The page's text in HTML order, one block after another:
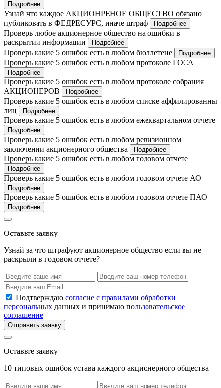
Подробнее
Узнай что каждое АКЦИОНРЕНОЕ ОБЩЕСТВО обязано
публиковать в ФЕДРЕСУРС, иначе штраф
Подробнее
Проверь любое акционерное общество на ошибки в
раскрытии информации
Подробнее
Проверь какие 5 ошибок есть в любом бюллетене Подробнее
Проверь какие 5 ошибок есть в любом протоколе ГОСА
Подробнее
Проверь какие 5 ошибок есть в любом протоколе собрания
АКЦИОНЕРОВ
Подробнее
Проверь какие 5 ошибок есть в любом списке аффилированны
лиц
Подробнее
Проверь какие 5 ошибок есть в любом ежеквартальном отчете
Подробнее
Проверь какие 5 ошибок есть в любом ревизионном
заключении акционерного общества
Подробнее
Проверь какие 5 ошибок есть в любом годовом отчете
Подробнее
Проверь какие 5 ошибок есть в любом годовом отчете АО
Подробнее
Проверь какие 5 ошибок есть в любом годовом отчете ПАО
Подробнее
Оставьте заявку
Узнай за что штрафуют акционерное общество если вы не
раскрыли в годовом отчете?
Подтверждаю согласие с правилами обработки
персональных данных и принимаю пользовательское
соглашение
Отправить заявку
Оставьте заявку
10 типовых ошибок устава каждого акционерного общества